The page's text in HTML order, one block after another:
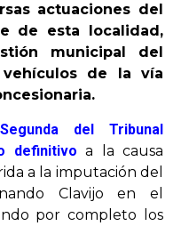
actuaciones del
de esta localidad,
municipal del
de la vía
del Tribunal
definitivo a la causa
a la imputación del
Clavijo en el
por completo los